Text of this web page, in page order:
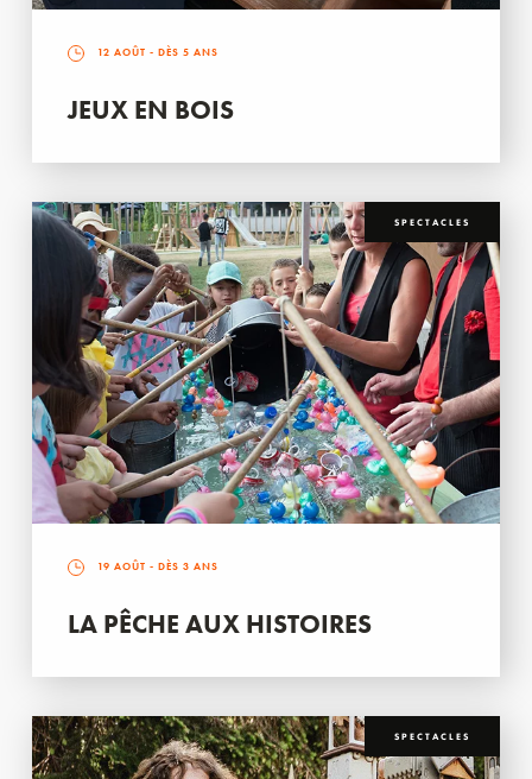
12 AOÛT - DÈS 5 ANS
JEUX EN BOIS
SPECTACLES
19 AOÛT - DÈS 3 ANS
LA PÊCHE AUX HISTOIRES
SPECTACLES